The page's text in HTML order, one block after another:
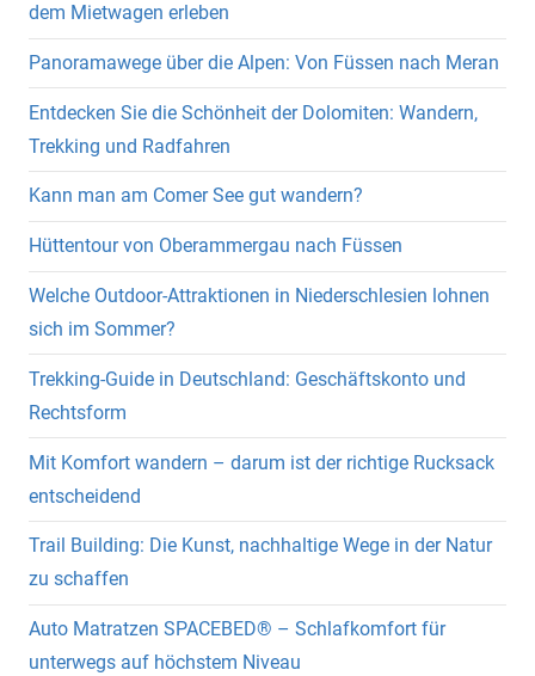
dem Mietwagen erleben
Panoramawege über die Alpen: Von Füssen nach Meran
Entdecken Sie die Schönheit der Dolomiten: Wandern,
Trekking und Radfahren
Kann man am Comer See gut wandern?
Hüttentour von Oberammergau nach Füssen
Welche Outdoor-Attraktionen in Niederschlesien lohnen
sich im Sommer?
Trekking-Guide in Deutschland: Geschäftskonto und
Rechtsform
Mit Komfort wandern – darum ist der richtige Rucksack
entscheidend
Trail Building: Die Kunst, nachhaltige Wege in der Natur
zu schaffen
Auto Matratzen SPACEBED® – Schlafkomfort für
unterwegs auf höchstem Niveau